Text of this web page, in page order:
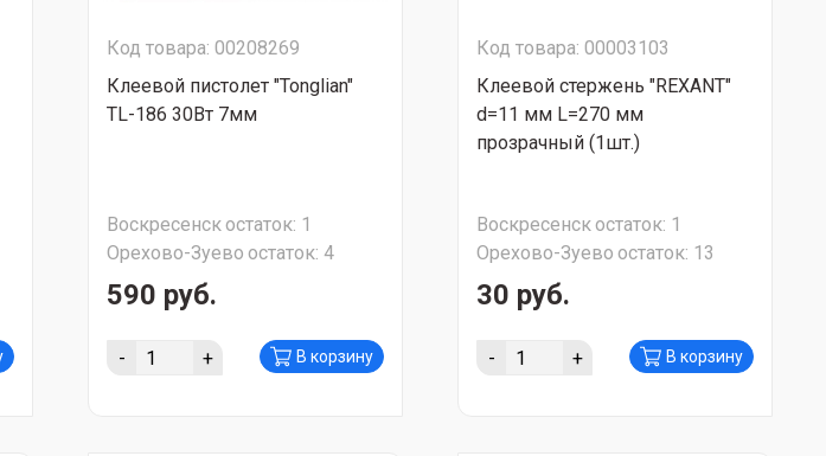
Код товара: 00208269
Клеевой пистолет "Tonglian"
TL-186 30Вт 7мм
Воскресенскостаток: 1
Орехово-Зуево остаток: 4
590 руб.
- + В корзину
Код товара: 00003103
Клеевой стержень "REXANT"
d=11 мм L=270 мм
прозрачный (1шт.)
Воскресенскостаток: 1
Орехово-Зуево остаток: 13
30 руб.
- + В корзину